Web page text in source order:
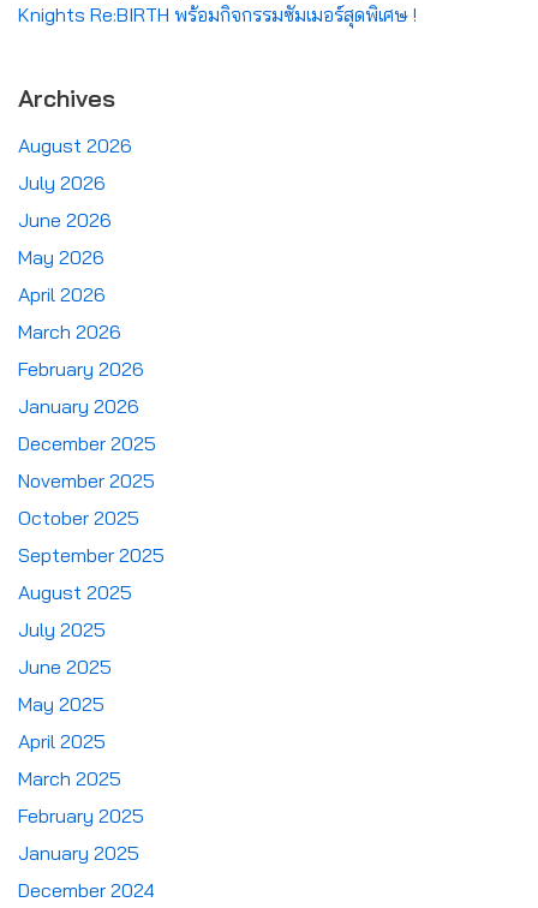
Knights Re:BIRTH พร้อมกิจกรรมซัมเมอร์สุดพิเศษ !
Archives
August 2026
July 2026
June 2026
May 2026
April 2026
March 2026
February 2026
January 2026
December 2025
November 2025
October 2025
September 2025
August 2025
July 2025
June 2025
May 2025
April 2025
March 2025
February 2025
January 2025
December 2024